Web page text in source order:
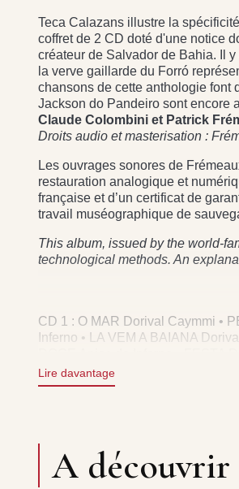
Teca Calazans illustre la
coffret de 2 CD doté d'une notice
créateur de Salvador de Bahia. Il
la verve gaillarde du Forró
chansons de cette anthologie font
Jackson do Pandeiro sont encore
Claude Colombini et Patrick
Droits audio et masterisation :
Les ouvrages sonores de
restauration analogique et
française et d’un certificat de
travail muséographique de
This album, issued by the world-
technological methods. An
CD 1 : O MAR Dorival Caymmi •
Inferno • LA VEM A BAIANA
Dorival Caymmi • PEGUEI UM
A JANGADA VOLTOU SÓ Dorival
Jackson do Pandeiro • A
RENDEIRA Coro misto • MEU
Lire davantage
A découvrir